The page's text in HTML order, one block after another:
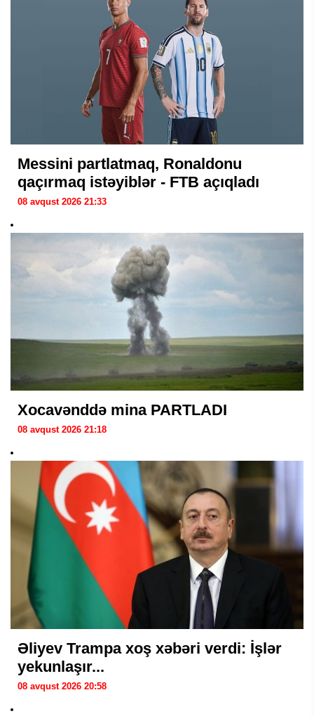
Messini partlatmaq, Ronaldonu
qaçırmaq istəyiblər - FTB açıqladı
08 avqust 2026 21:33
Xocavənddə mina PARTLADI
08 avqust 2026 21:18
Əliyev Trampa xoş xəbəri verdi: İşlər
yekunlaşır...
08 avqust 2026 20:58